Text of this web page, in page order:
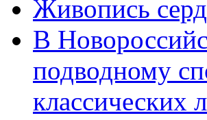
Живопись
В
подводному
классических